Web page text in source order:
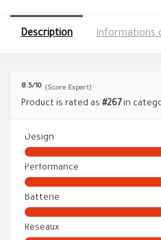
Description Informations
8.5/10 (Score Expert)
Product is rated as #267 in
Design
Performance
Batterie
Réseaux